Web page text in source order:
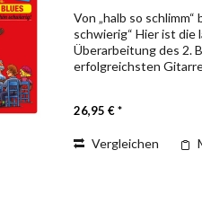
Von „halb so schlimm“
schwierig“ Hier ist
Überarbeitung des 2.
erfolgreichsten
erweiterten
26,95 € *
Vergleichen